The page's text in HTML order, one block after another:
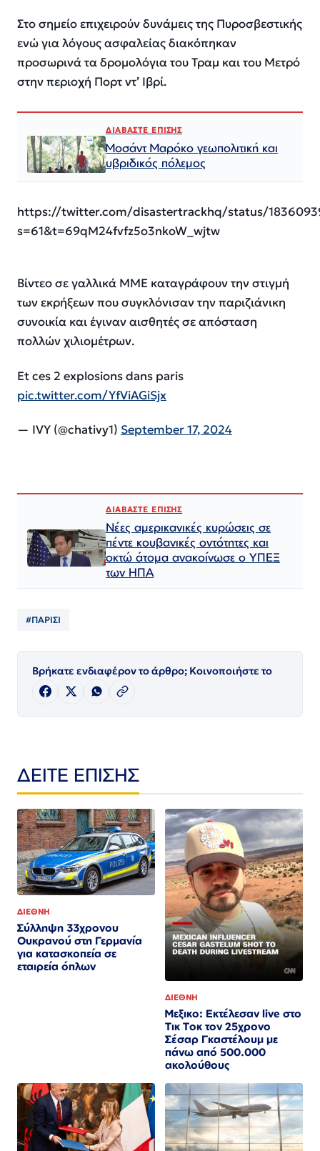
Στο σημείο επιχειρούν δυνάμεις της Πυροσβεστικής
ενώ για λόγους ασφαλείας διακόπηκαν
προσωρινά τα δρομολόγια του Τραμ και του Μετρό
στην περιοχή Πορτ ντ’ Ιβρί.
ΔΙΑΒΑΣΤΕ ΕΠΙΣΗΣ
Μοσάντ Μαρόκο γεωπολιτική και
υβριδικός πόλεμος
https://twitter.com/disastertrackhq/status/
s=61&t=69qM24fvfz5o3nkoW_wjtw
Βίντεο σε γαλλικά ΜΜΕ καταγράφουν την στιγμή
των εκρήξεων που συγκλόνισαν την παριζιάνικη
συνοικία και έγιναν αισθητές σε απόσταση
πολλών χιλιομέτρων.
Et ces 2 explosions dans paris
pic.twitter.com/YfViAGiSjx
— IVY (@chativy1) September 17, 2024
ΔΙΑΒΑΣΤΕ ΕΠΙΣΗΣ
Νέες αμερικανικές κυρώσεις σε
πέντε κουβανικές οντότητες και
οκτώ άτομα ανακοίνωσε ο ΥΠΕΞ
των ΗΠΑ
#ΠΑΡΙΣΙ
Βρήκατε ενδιαφέρον το άρθρο; Κοινοποιήστε το
ΔΕΙΤΕ ΕΠΙΣΗΣ
ΔΙΕΘΝΗ
Σύλληψη 33χρονου
Ουκρανού στη Γερμανία
για κατασκοπεία σε
εταιρεία όπλων
ΔΙΕΘΝΗ
Μεξικο: Εκτέλεσαν live στο
Τικ Τοκ τον 25χρονο
Σέσαρ Γκαστέλουμ με
πάνω από 500.000
ακολούθους